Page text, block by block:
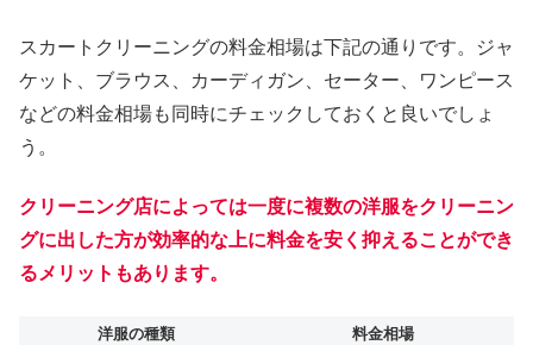
スカートクリーニングの料金相場は下記の通りです。ジャ
ケット、ブラウス、カーディガン、セーター、ワンピース
などの料金相場も同時にチェックしておくと良いでしょ
う。
クリーニング店によっては一度に複数の洋服をクリーニン
グに出した方が効率的な上に料金を安く抑えることができ
るメリットもあります。
洋服の種類
料金相場